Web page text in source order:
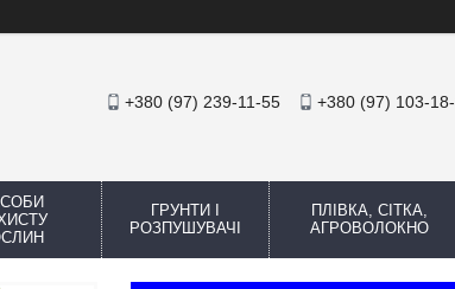
+380 (97) 239-11-55 +380 (97) 103-
ГРУНТИ І
РОЗПУШУВАЧІ
ПЛІВКА, СІТКА,
АГРОВОЛОКНО